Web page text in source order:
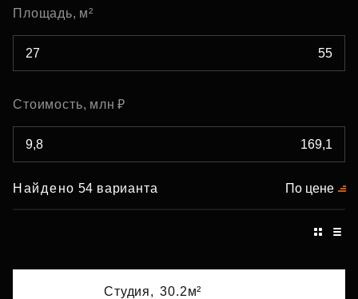
Площадь, м²
Стоимость, млн ₽
Найдено 54 варианта По цене
Студия, 30.2м²